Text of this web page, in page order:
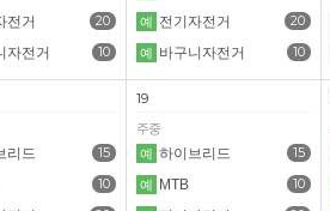
20
전거
10
자전거
20
예 전기자전거
10
예 바구니자전거
15
리드
10
19
주중
15
예 하이브리드
10
예
MTB